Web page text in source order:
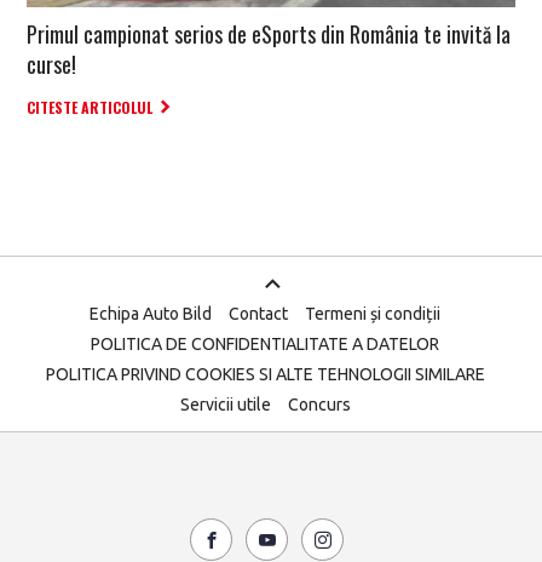
Primul campionat serios de eSports din România te invită la
curse!
CITESTE ARTICOLUL
Echipa Auto Bild Contact
Termeni și condiții
POLITICA DE CONFIDENTIALITATE A DATELOR
POLITICA PRIVIND COOKIES SI ALTE TEHNOLOGII SIMILARE
Servicii utile
Concurs